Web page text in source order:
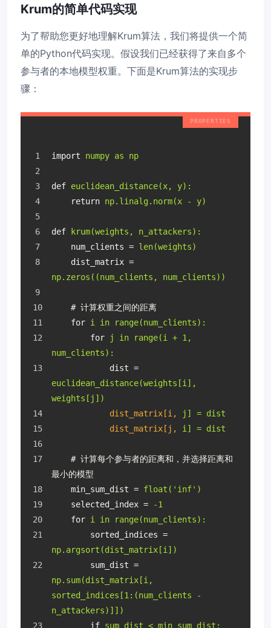
Krum的简单代码实现
为了帮助您更好地理解Krum算法，我们将提供一个简
单的Python代码实现。假设我们已经获得了来自多个
参与者的本地模型权重。下面是Krum算法的实现步
骤：
import numpy as np
def euclidean_distance(x, y):
return np.linalg.norm(x - y)
def
krum(weights, n_attackers):
num_clients = len(weights)
dist_matrix
np.zeros((num_clients, num_clients))
    # 计算权重之间的距离
for i in range(num_clients):
for
j in range(i + 1,
num_clients):
dist
euclidean_distance(weights[i],
weights[j])
dist_matrix[i,
j] = dist
dist_matrix[j,
i] = dist
最小的模型
min_sum_dist = float('inf')
selected_index =
-1
for i in range(num_clients):
sorted_indices
np.argsort(dist_matrix[i])
sum_dist
np.sum(dist_matrix[i,
sorted_indices[1:(num_clients -
n_attackers)]])
if sum_dist < min_sum_dist: